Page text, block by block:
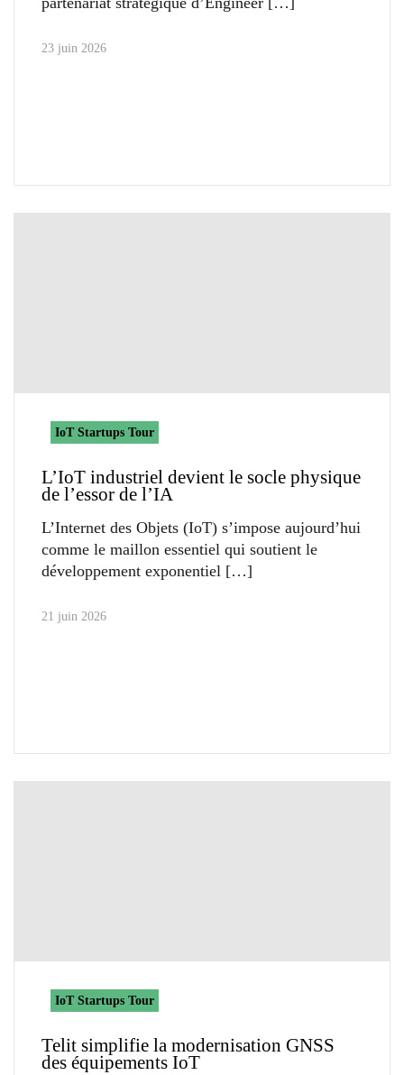
23 juin 2026
IoT Startups Tour
L’IoT industriel devient le socle physique
de l’essor de l’IA
L’Internet des Objets (IoT) s’impose aujourd’hui
comme le maillon essentiel qui soutient le
développement exponentiel
21 juin 2026
IoT Startups Tour
Telit simplifie la modernisation GNSS
des équipements IoT